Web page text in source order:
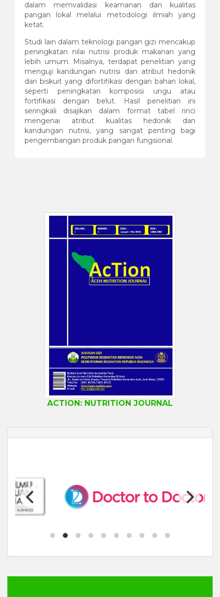
dalam memvalidasi keamanan dan kualitas
pangan lokal melalui metodologi ilmiah yang
ketat.
Studi lain dalam teknologi pangan gizi mencakup
peningkatan nilai nutrisi produk makanan yang
lebih umum. Misalnya, terdapat penelitian yang
menguji kandungan nutrisi dan atribut hedonik
dari biskuit yang difortifikasi dengan bahan lokal,
seperti peningkatan komposisi ungu atau
fortifikasi dengan belut. Hasil penelitian ini
seringkali disajikan dalam format tabel rinci
mengenai atribut kualitas hedonik dan
kandungan nutrisi, yang sangat penting bagi
pengembangan produk pangan fungsional.
ACTION: NUTRITION JOURNAL